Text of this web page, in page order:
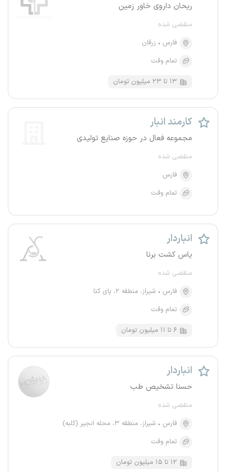
ریحان داروی خاور زمین
منقضی شده
فارس
زرقان
تمام وقت
۱۳ تا ۲۳ میلیون تومان
کارمند انبار
مجموعه فعال در حوزه صنایع تولیدی
منقضی شده
فارس
تمام وقت
انباردار
یاس کشت برنا
منقضی شده
فارس
شیراز، منطقه ۲، پای کتا
تمام وقت
۶ تا ۱۱ میلیون تومان
انباردار
حسنا تشخیص طب
منقضی شده
فارس
شیراز، منطقه ۳، محله انجیر (کلبه)
تمام وقت
۱۲ تا ۱۵ میلیون تومان